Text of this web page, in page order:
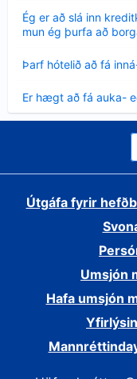
Ég er að slá inn
mun ég þurfa að
Minna
sýnt
Þarf hótelið að fá
sýnt
Er hægt að fá auka-
sýnt
Útgáfa fyrir
Umsjón
Hafa umsjón